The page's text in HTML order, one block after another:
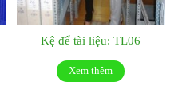
Kệ để tài liệu: TL06
Xem thêm